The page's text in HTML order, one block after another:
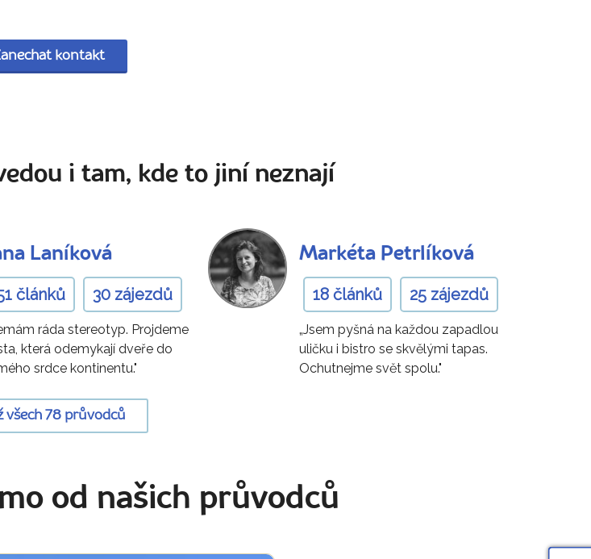
kontakt
i tam, kde to jiní neznají
Laníková
článků 30 zájezdů
ráda stereotyp. Projdeme
která odemykají dveře do
srdce kontinentu."
Markéta Petrlíková
18 článků 25 zájezdů
„Jsem pyšná na každou zapadlou
uličku i bistro se skvělými tapas.
Ochutnejme svět spolu."
všech 78 průvodců
od našich průvodců